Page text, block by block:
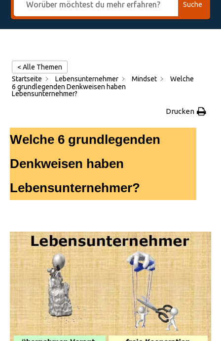
Suche
< Alle Themen
Startseite
Lebensunternehmer Mindset
Welche
6 grundlegenden Denkweisen haben
Lebensunternehmer?
Drucken
Welche 6 grundlegenden
Denkweisen haben
Lebensunternehmer?